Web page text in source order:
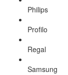
Philips
Profilo
Regal
Samsung